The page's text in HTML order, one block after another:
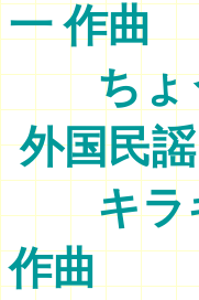
一 作曲
ち
外国民謡
キラ
作曲